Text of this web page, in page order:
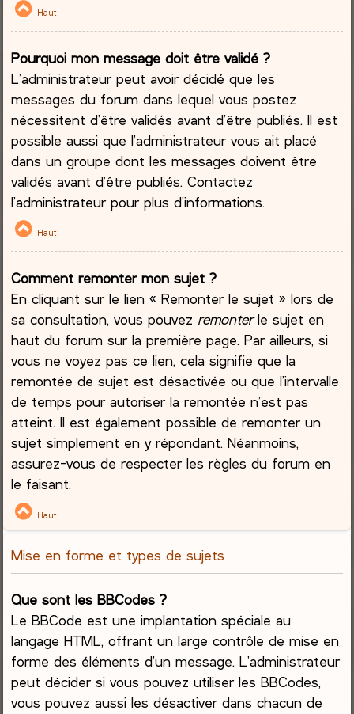
Haut
Pourquoi mon message doit être validé ?
L’administrateur peut avoir décidé que les
messages du forum dans lequel vous postez
nécessitent d’être validés avant d’être publiés. Il est
possible aussi que l’administrateur vous ait placé
dans un groupe dont les messages doivent être
validés avant d’être publiés. Contactez
l’administrateur pour plus d’informations.
Haut
Comment remonter mon sujet ?
En cliquant sur le lien « Remonter le sujet » lors de
sa consultation, vous pouvez remonterle sujet en
haut du forum sur la première page. Par ailleurs, si
vous ne voyez pas ce lien, cela signifie que la
remontée de sujet est désactivée ou que l’intervalle
de temps pour autoriser la remontée n’est pas
atteint. Il est également possible de remonter un
sujet simplement en y répondant. Néanmoins,
assurez-vous de respecter les règles du forum en
le faisant.
Haut
Mise en forme et types de sujets
Que sont les BBCodes ?
Le BBCode est une implantation spéciale au
langage HTML, offrant un large contrôle de mise en
forme des éléments d’un message. L’administrateur
peut décider si vous pouvez utiliser les BBCodes,
vous pouvez aussi les désactiver dans chacun de